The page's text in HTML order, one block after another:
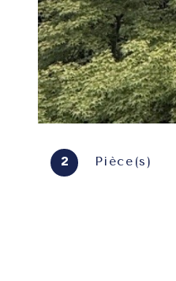
2 Pièce(s)